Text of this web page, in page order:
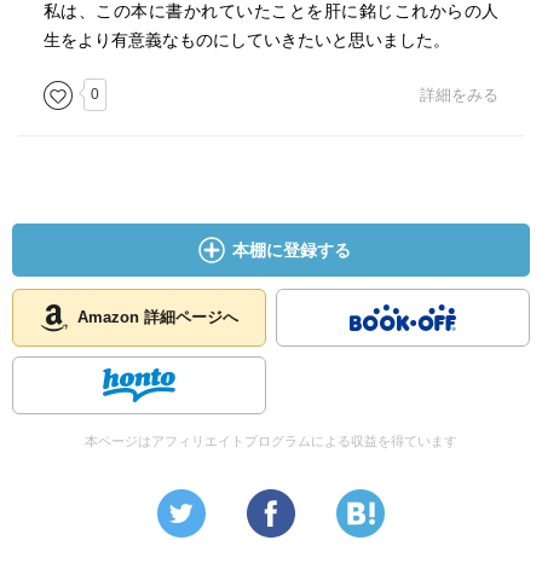
私は、この本に書かれていたことを肝に銘じこれからの人
生をより有意義なものにしていきたいと思いました。
0 詳細をみる
本棚に登録する
Amazon 詳細ページへ
本ページはアフィリエイトプログラムによる収益を得ています